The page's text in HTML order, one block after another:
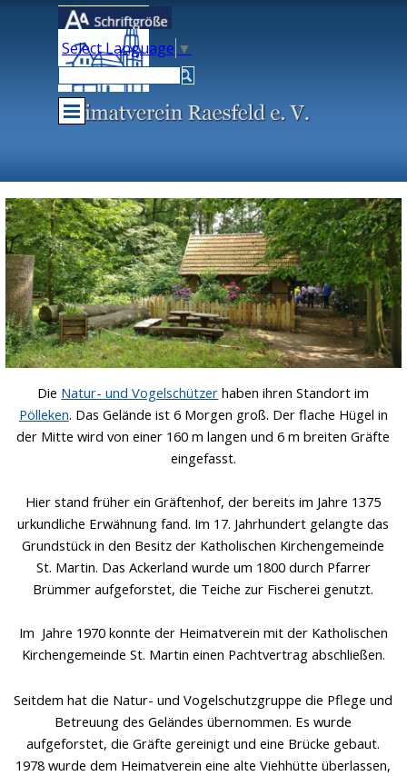
Direkt zum Seiteninhalt
Select Language ▼
Menü überspringen
Die Natur- und Vogelschützer haben ihren Standort im
Pölleken. Das Gelände ist 6 Morgen groß. Der flache Hügel in
der Mitte wird von einer 160 m langen und 6 m breiten Gräfte
eingefasst.
Hier stand früher ein Gräftenhof, der bereits im Jahre 1375
urkundliche Erwähnung fand. Im 17. Jahrhundert gelangte das
Grundstück in den Besitz der Katholischen Kirchengemeinde
St. Martin. Das Ackerland wurde um 1800 durch Pfarrer
Brümmer aufgeforstet, die Teiche zur Fischerei genutzt.
Im Jahre 1970 konnte der Heimatverein mit der Katholischen
Kirchengemeinde St. Martin einen Pachtvertrag abschließen.
Seitdem hat die Natur- und Vogelschutzgruppe die Pflege und
Betreuung des Geländes übernommen. Es wurde
aufgeforstet, die Gräfte gereinigt und eine Brücke gebaut.
1978 wurde dem Heimatverein eine alte Viehhütte überlassen,